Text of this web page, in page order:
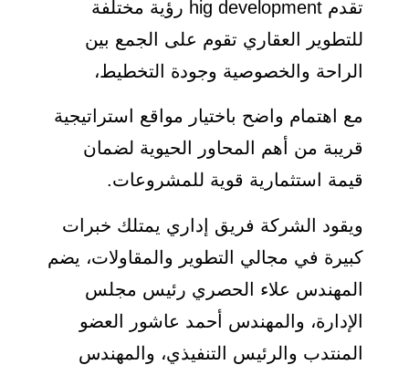
تقدم hig development رؤية مختلفة
للتطوير العقاري تقوم على الجمع بين
الراحة والخصوصية وجودة التخطيط،
مع اهتمام واضح باختيار مواقع استراتيجية
قريبة من أهم المحاور الحيوية لضمان
قيمة استثمارية قوية للمشروعات.
ويقود الشركة فريق إداري يمتلك خبرات
كبيرة في مجالي التطوير والمقاولات، يضم
المهندس علاء الحصري رئيس مجلس
الإدارة، والمهندس أحمد عاشور العضو
المنتدب والرئيس التنفيذي، والمهندس